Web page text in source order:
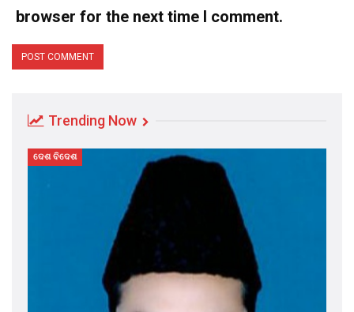
browser for the next time I comment.
Trending Now
ଦେଶ ବିଦେଶ